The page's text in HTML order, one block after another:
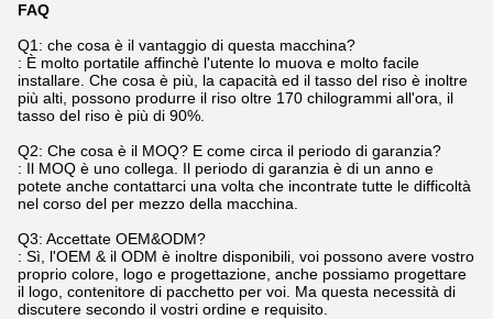
FAQ
Q1: che cosa è il vantaggio di questa macchina?
: È molto portatile affinchè l'utente lo muova e molto facile
installare. Che cosa è più, la capacità ed il tasso del riso è inoltre
più alti, possono produrre il riso oltre 170 chilogrammi all'ora, il
tasso del riso è più di 90%.
Q2: Che cosa è il MOQ? E come circa il periodo di garanzia?
: Il MOQ è uno collega. Il periodo di garanzia è di un anno e
potete anche contattarci una volta che incontrate tutte le difficoltà
nel corso del per mezzo della macchina.
Q3: Accettate OEM&ODM?
: Sì, l'OEM & il ODM è inoltre disponibili, voi possono avere vostro
proprio colore, logo e progettazione, anche possiamo progettare
il logo, contenitore di pacchetto per voi. Ma questa necessità di
discutere secondo il vostri ordine e requisito.